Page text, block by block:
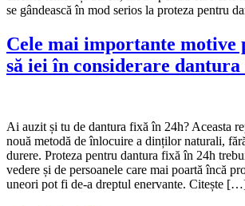
se gândească în mod serios la proteza pentru
Cele mai importante motive
să iei în considerare
Ai auzit și tu de dantura fixă în 24h? Aceasta
nouă metodă de înlocuire a dinților naturali,
durere. Proteza pentru dantura fixă în 24h
vedere și de persoanele care mai poartă încă
uneori pot fi de-a dreptul enervante. Citește